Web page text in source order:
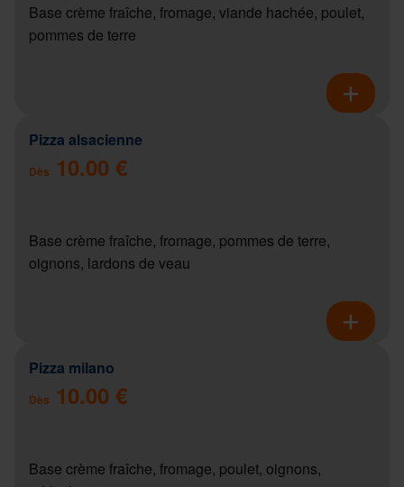
Base crème fraîche, fromage, viande hachée, poulet,
pommes de terre
Pizza alsacienne
Dès 10.00 €
Base crème fraîche, fromage, pommes de terre,
oignons, lardons de veau
Pizza milano
Dès 10.00 €
Base crème fraîche, fromage, poulet, oignons,